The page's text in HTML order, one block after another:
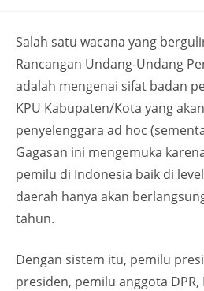
Salah satu wacana yang
Rancangan Undang-Undang
adalah mengenai sifat badan
KPU Kabupaten/Kota yang
penyelenggara ad hoc
Gagasan ini mengemuka
pemilu di Indonesia baik di
daerah hanya akan
tahun.
Dengan sistem itu, pemilu
presiden, pemilu anggota DPR,